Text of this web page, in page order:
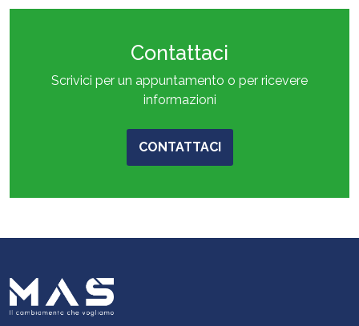
Contattaci
Scrivici per un appuntamento o per ricevere
informazioni
CONTATTACI